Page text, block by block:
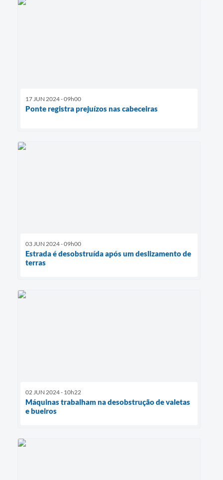
17 JUN 2024 - 09h00
Ponte registra prejuízos nas cabeceiras
03 JUN 2024 - 09h00
Estrada é desobstruída após um deslizamento de
terras
02 JUN 2024 - 10h22
Máquinas trabalham na desobstrução de valetas
e bueiros